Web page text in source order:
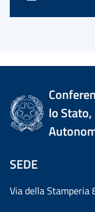
lo
SEDE
Via della Stamperia